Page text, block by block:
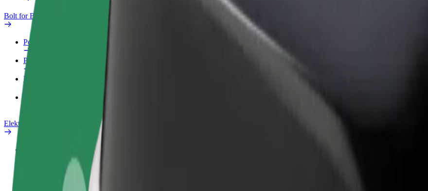
Bolt for Business
Pogodnosti
Poslovni profil
Proizvodi
Bolt Food za poslovne korisnike
Električni bicikli
Prijavi problem
Često postavljana pitanja